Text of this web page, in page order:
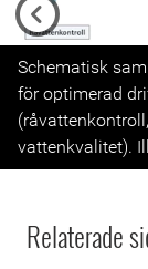
Previous
Schematisk
för optimerad
vattenkvalitet).
Relaterade